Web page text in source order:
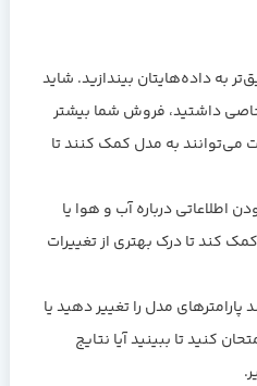
به داده‌هایتان بیندازید. شاید
خاصی داشتید، فروش شما بیشتر
می‌توانند به مدل کمک کنند تا
اطلاعاتی درباره آب و هوا یا
کند تا درک بهتری از تغییرات
مدل را تغییر دهید یا
کنید تا ببینید آیا نتایج